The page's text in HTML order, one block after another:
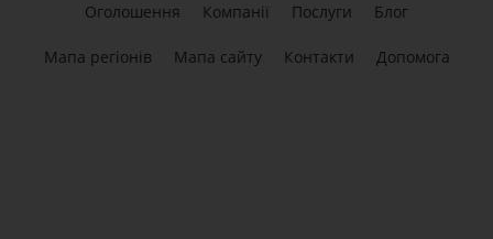
Оголошення Компанії Послуги Блог
Мапа регіонів Мапа сайту Контакти Допомога